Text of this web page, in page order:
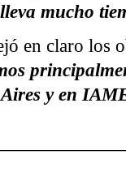
mucho
en claro los
y en